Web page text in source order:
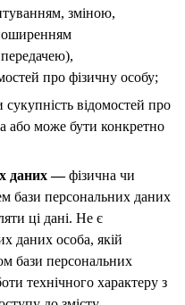
зміною,
про фізичну особу;
сукупність відомостей про
або може бути конкретно
даних —фізична чи
бази персональних даних
ці дані. Не є
даних особа, якій
бази персональних
технічного характеру з